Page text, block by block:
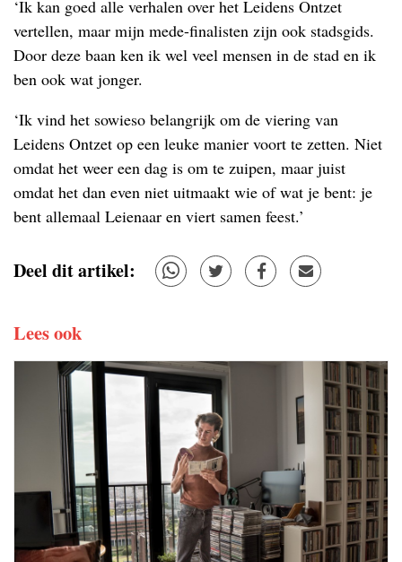
‘Ik kan goed alle verhalen over het Leidens Ontzet
vertellen, maar mijn mede-finalisten zijn ook stadsgids.
Door deze baan ken ik wel veel mensen in de stad en ik
ben ook wat jonger.
‘Ik vind het sowieso belangrijk om de viering van
Leidens Ontzet op een leuke manier voort te zetten. Niet
omdat het weer een dag is om te zuipen, maar juist
omdat het dan even niet uitmaakt wie of wat je bent: je
bent allemaal Leienaar en viert samen feest.’
Deel dit artikel:
Lees ook